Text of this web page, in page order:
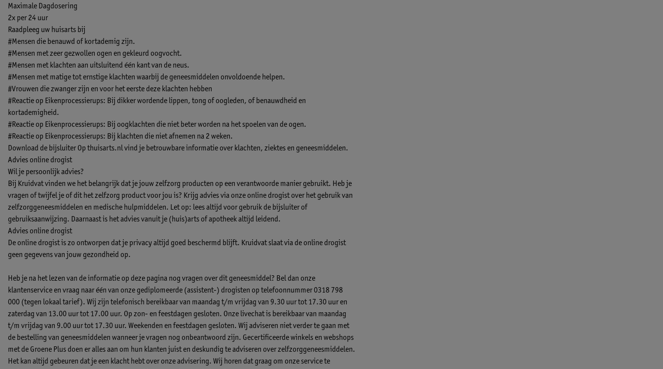
Maximale Dagdosering
2x per 24 uur
Raadpleeg uw huisarts bij
#Mensen die benauwd of kortademig zijn.
#Mensen met zeer gezwollen ogen en gekleurd oogvocht.
#Mensen met klachten aan uitsluitend één kant van de neus.
#Mensen met matige tot ernstige klachten waarbij de geneesmiddelen onvoldoende helpen.
#Vrouwen die zwanger zijn en voor het eerste deze klachten hebben
#Reactie op Eikenprocessierups: Bij dikker wordende lippen, tong of oogleden, of benauwdheid en
kortademigheid.
#Reactie op Eikenprocessierups: Bij oogklachten die niet beter worden na het spoelen van de ogen.
#Reactie op Eikenprocessierups: Bij klachten die niet afnemen na 2 weken.
Download de bijsluiter Op thuisarts.nl vind je betrouwbare informatie over klachten, ziektes en geneesmiddelen.
Advies online drogist
Wil je persoonlijk advies?
Bij Kruidvat vinden we het belangrijk dat je jouw zelfzorg producten op een verantwoorde manier gebruikt. Heb je
vragen of twijfel je of dit het zelfzorg product voor jou is? Krijg advies via onze online drogist over het gebruik van
zelfzorggeneesmiddelen en medische hulpmiddelen. Let op: lees altijd voor gebruik de bijsluiter of
gebruiksaanwijzing. Daarnaast is het advies vanuit je (huis)arts of apotheek altijd leidend.
Advies online drogist
De online drogist is zo ontworpen dat je privacy altijd goed beschermd blijft. Kruidvat slaat via de online drogist
geen gegevens van jouw gezondheid op.
Heb je na het lezen van de informatie op deze pagina nog vragen over dit geneesmiddel? Bel dan onze
klantenservice en vraag naar één van onze gediplomeerde (assistent-) drogisten op telefoonnummer 0318 798
000 (tegen lokaal tarief). Wij zijn telefonisch bereikbaar van maandag t/m vrijdag van 9.30 uur tot 17.30 uur en
zaterdag van 13.00 uur tot 17.00 uur. Op zon- en feestdagen gesloten. Onze livechatis bereikbaar van maandag
t/m vrijdag van 9.00 uur tot 17.30 uur. Weekenden en feestdagen gesloten. Wij adviseren niet verder te gaan met
de bestelling van geneesmiddelen wanneer je vragen nog onbeantwoord zijn. Gecertificeerde winkels en webshops
met de Groene Plus doen er alles aan om hun klanten juist en deskundig te adviseren over zelfzorggeneesmiddelen.
Het kan altijd gebeuren dat je een klacht hebt over onze advisering. Wij horen dat graag om onze service te